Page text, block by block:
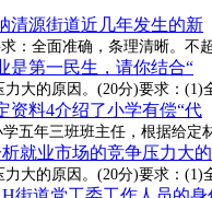
清源街道近几年发生的新
：全面准确，条理清晰。不超
是第一民生，请你结合“
大的原因。(20分)要求：(1)
资料4介绍了小学有偿“代
五年三班班主任，根据给
就业市场的竞争压力大的
大的原因。(20分)要求：(1)